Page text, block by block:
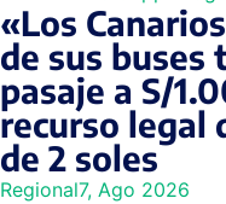
«Los
de sus buses
pasaje a S/
recurso legal
de 2 soles
Regional7, Ago 2026